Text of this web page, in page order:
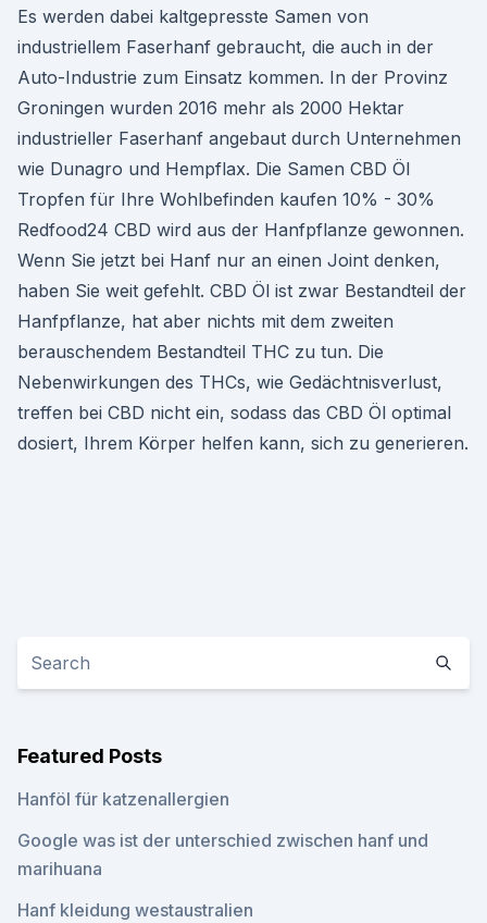
Es werden dabei kaltgepresste Samen von
industriellem Faserhanf gebraucht, die auch in der
Auto-Industrie zum Einsatz kommen. In der Provinz
Groningen wurden 2016 mehr als 2000 Hektar
industrieller Faserhanf angebaut durch Unternehmen
wie Dunagro und Hempflax. Die Samen CBD Öl
Tropfen für Ihre Wohlbefinden kaufen 10% - 30%
Redfood24 CBD wird aus der Hanfpflanze gewonnen.
Wenn Sie jetzt bei Hanf nur an einen Joint denken,
haben Sie weit gefehlt. CBD Öl ist zwar Bestandteil der
Hanfpflanze, hat aber nichts mit dem zweiten
berauschendem Bestandteil THC zu tun. Die
Nebenwirkungen des THCs, wie Gedächtnisverlust,
treffen bei CBD nicht ein, sodass das CBD Öl optimal
dosiert, Ihrem Körper helfen kann, sich zu generieren.
Featured Posts
Hanföl für katzenallergien
Google was ist der unterschied zwischen hanf und
marihuana
Hanf kleidung westaustralien